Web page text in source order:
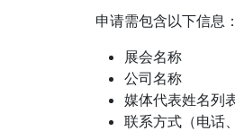
申请需包含以下信息：
展会名称
公司名称
媒体代表姓名列
联系方式（电话